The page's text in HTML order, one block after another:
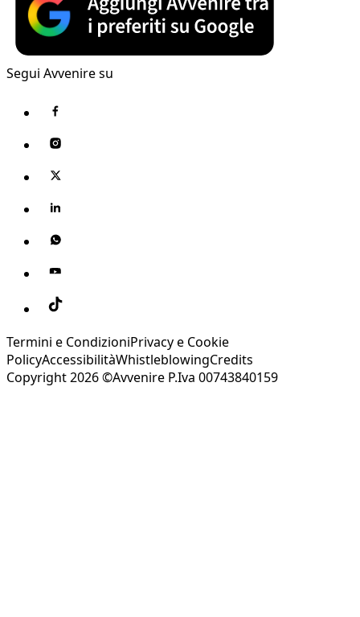
Segui Avvenire su
Termini e CondizioniPrivacy e Cookie
PolicyAccessibilitàWhistleblowingCredits
Copyright 2026 ©Avvenire P.Iva 00743840159